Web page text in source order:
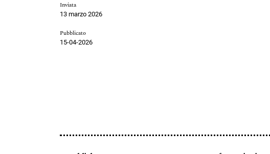
Inviata
13 marzo 2026
Pubblicato
15-04-2026